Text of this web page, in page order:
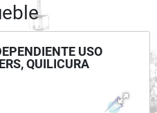
USO
QUILICURA